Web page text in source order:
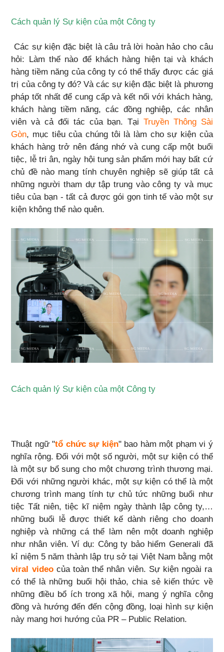
Cách quản lý Sự kiện của một Công ty
Các sự kiện đặc biệt là câu trả lời hoàn hảo cho câu
hỏi: Làm thế nào để khách hàng hiện tại và khách
hàng tiềm năng của công ty có thể thấy được các giá
trị của công ty đó? Và các sự kiện đặc biệt là phương
pháp tốt nhất để cung cấp và kết nối với khách hàng,
khách hàng tiềm năng, các đồng nghiệp, các nhân
viên và cả đối tác của bạn. Tại Truyền Thông Sài
Gòn, mục tiêu của chúng tôi là làm cho sự kiện của
khách hàng trở nên đáng nhớ và cung cấp một buổi
tiệc, lễ tri ân, ngày hội tung sản phẩm mới hay bất cứ
chủ đề nào mang tính chuyên nghiệp sẽ giúp tất cả
những người tham dự tập trung vào công ty và mục
tiêu của bạn - tất cả được gói gọn tinh tế vào một sự
kiện không thể nào quên.
Cách quản lý Sự kiện của một Công ty
Thuật ngữ "tổ chức sự kiện" bao hàm một phạm vi ý
nghĩa rộng. Đối với một số người, một sự kiện có thể
là một sự bổ sung cho một chương trình thương mại.
Đối với những người khác, một sự kiện có thể là một
chương trình mang tính tự chủ tức những buổi như
tiệc Tất niên, tiệc kĩ niệm ngày thành lập công ty,…
những buổi lễ được thiết kế dành riêng cho doanh
nghiệp và những cá thể làm nên một doanh nghiệp
như nhân viên. Ví dụ: Công ty bảo hiểm Generali đã
kỉ niệm 5 năm thành lập trụ sở tại Việt Nam bằng một
viral videocủa toàn thể nhân viên. Sự kiện ngoài ra
có thể là những buổi hội thảo, chia sẻ kiến thức về
những điều bổ ích trong xã hội, mang ý nghĩa cộng
đồng và hướng đến đến cộng đồng, loại hình sự kiện
này mang hơi hướng của PR – Public Relation.